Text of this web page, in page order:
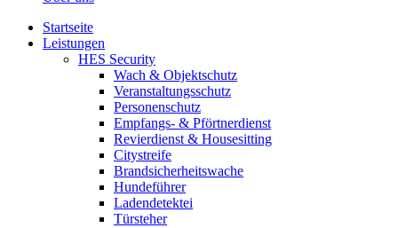
Startseite
Leistungen
HES Security
Wach & Objektschutz
Veranstaltungsschutz
Personenschutz
Empfangs- & Pförtnerdienst
Revierdienst & Housesitting
Citystreife
Brandsicherheitswache
Hundeführer
Ladendetektei
Türsteher